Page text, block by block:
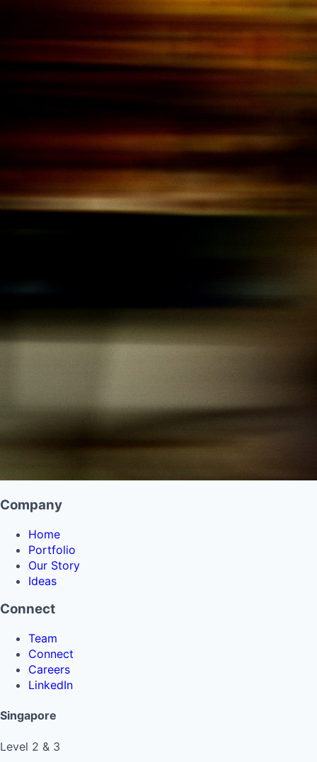
Company
Home
Portfolio
Our Story
Ideas
Connect
Team
Connect
Careers
LinkedIn
Singapore
Level 2 & 3